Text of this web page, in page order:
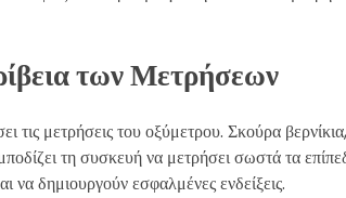
των Μετρήσεων
τις μετρήσεις του οξύμετρου. Σκούρα
τη συσκευή να μετρήσει σωστά τα
να δημιουργούν εσφαλμένες ενδείξεις.